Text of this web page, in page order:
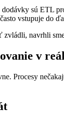
sú ETL
vstupuje do
zvládli, navrhli
v
Procesy